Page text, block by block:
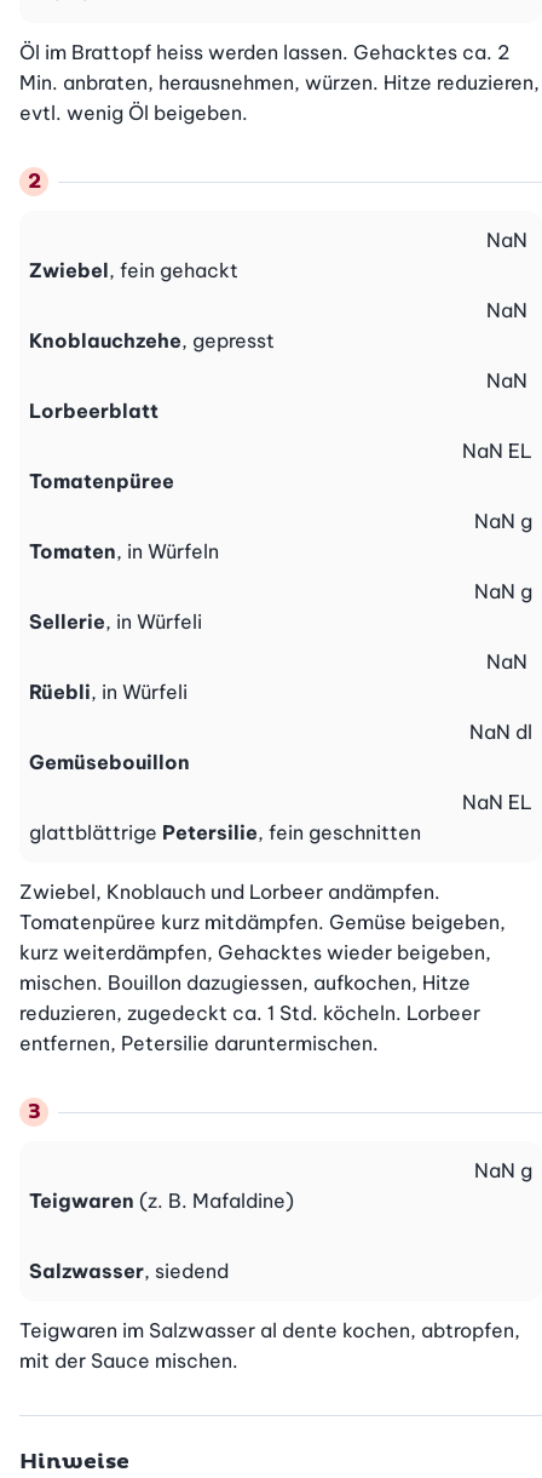
Öl im Brattopf heiss werden lassen. Gehacktes ca. 2
Min. anbraten, herausnehmen, würzen. Hitze reduzieren,
evtl. wenig Öl beigeben.
Zwiebel, fein gehackt
NaN
Knoblauchzehe, gepresst
NaN
Lorbeerblatt
NaN
Tomatenpüree
NaN EL
Tomaten, in Würfeln
NaN g
Sellerie, in Würfeli
NaN g
Rüebli, in Würfeli
NaN
Gemüsebouillon
NaN dl
glattblättrige Petersilie, fein geschnitten
NaN EL
Zwiebel, Knoblauch und Lorbeer andämpfen.
Tomatenpüree kurz mitdämpfen. Gemüse beigeben,
kurz weiterdämpfen, Gehacktes wieder beigeben,
mischen. Bouillon dazugiessen, aufkochen, Hitze
reduzieren, zugedeckt ca. 1 Std. köcheln. Lorbeer
entfernen, Petersilie daruntermischen.
Teigwaren (z. B. Mafaldine)
NaN g
Salzwasser, siedend
Teigwaren im Salzwasser al dente kochen, abtropfen,
mit der Sauce mischen.
Hinweise